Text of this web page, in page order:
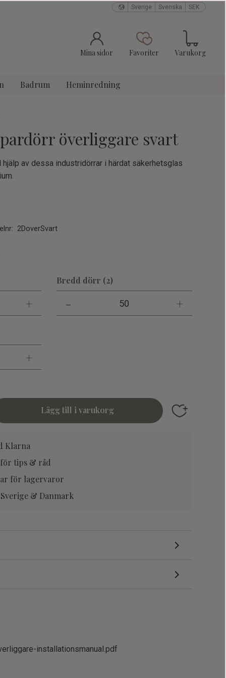
Sverige Svenska SEK
Mina sidor Favoriter
Favoriter Varukorg
Badrum Heminredning
överliggare svart
av dessa industridörrar i härdat säkerhetsglas
+
Bredd dörr (2)
- 50 +
+
Lägg till i
Klarna
tips & råd
för lagervaror
& Danmark
2DoverSvart
installationsmanual.pdf